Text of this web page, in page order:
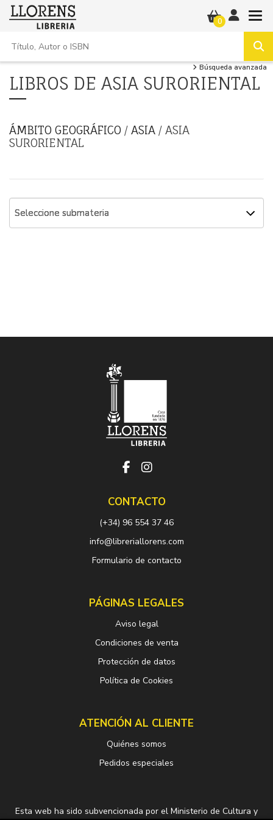
Búsqueda avanzada
0
LIBROS DE ASIA SURORIENTAL
ÁMBITO GEOGRÁFICO / ASIA / ASIA
SURORIENTAL
CONTACTO
(+34) 96 554 37 46
info@libreriallorens.com
Formulario de contacto
PÁGINAS LEGALES
Aviso legal
Condiciones de venta
Protección de datos
Política de Cookies
ATENCIÓN AL CLIENTE
Quiénes somos
Pedidos especiales
Esta web ha sido subvencionada por el Ministerio de Cultura y